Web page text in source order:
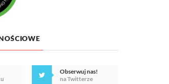
Obserwuj nas!
na Twitterze